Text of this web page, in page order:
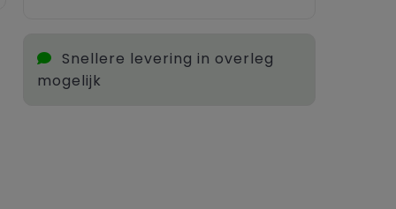
Snellere levering in overleg
mogelijk